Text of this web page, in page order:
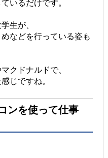
いるだけです。
生が、
などを行っている姿も
クドナルドで、
じですね。
ンを使って仕事